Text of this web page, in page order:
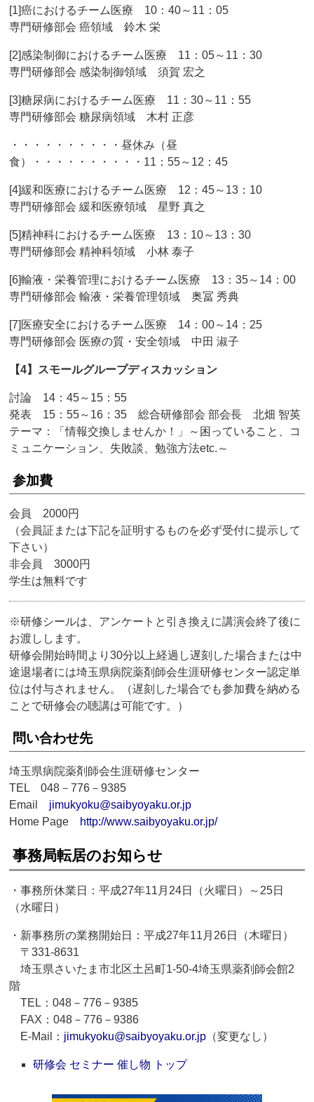
[1]癌におけるチーム医療 10：40～11：05
専門研修部会 癌領域 鈴木 栄
[2]感染制御におけるチーム医療 11：05～11：30
専門研修部会 感染制御領域 須賀 宏之
[3]糖尿病におけるチーム医療 11：30～11：55
専門研修部会 糖尿病領域 木村 正彦
・・・・・・・・・・昼休み（昼
食）・・・・・・・・・・11：55～12：45
[4]緩和医療におけるチーム医療 12：45～13：10
専門研修部会 緩和医療領域 星野 真之
[5]精神科におけるチーム医療 13：10～13：30
専門研修部会 精神科領域 小林 泰子
[6]輸液・栄養管理におけるチーム医療 13：35～14：00
専門研修部会 輸液・栄養管理領域 奥冨 秀典
[7]医療安全におけるチーム医療 14：00～14：25
専門研修部会 医療の質・安全領域 中田 淑子
【4】スモールグループディスカッション
討論 14：45～15：55
発表 15：55～16：35 総合研修部会 部会長 北畑 智英
テーマ：「情報交換しませんか！」～困っていること、コ
ミュニケーション、失敗談、勉強方法etc.～
参加費
会員 2000円
（会員証または下記を証明するものを必ず受付に提示して
下さい）
非会員 3000円
学生は無料です
※研修シールは、アンケートと引き換えに講演会終了後に
お渡しします。
研修会開始時間より30分以上経過し遅刻した場合または中
途退場者には埼玉県病院薬剤師会生涯研修センター認定単
位は付与されません。（遅刻した場合でも参加費を納める
ことで研修会の聴講は可能です。）
問い合わせ先
埼玉県病院薬剤師会生涯研修センター
TEL 048－776－9385
Email jimukyoku@saibyoyaku.or.jp
Home Page http://www.saibyoyaku.or.jp/
事務局転居のお知らせ
・事務所休業日：平成27年11月24日（火曜日）～25日
（水曜日）
・新事務所の業務開始日：平成27年11月26日（木曜日）
〒331-8631
埼玉県さいたま市北区土呂町1-50-4埼玉県薬剤師会館2
階
TEL：048－776－9385
FAX：048－776－9386
E-Mail： jimukyoku@saibyoyaku.or.jp （変更なし）
研修会 セミナー 催し物 トップ